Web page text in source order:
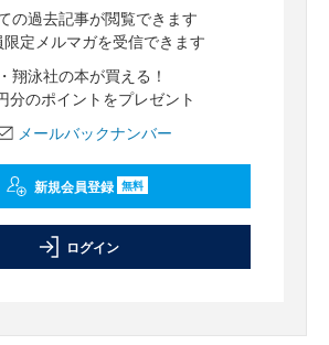
の過去記事が閲覧できます
限定メルマガを受信できます
・翔泳社の本が買える！
分のポイントをプレゼント
メールバックナンバー
新規会員登録 無料
ログイン